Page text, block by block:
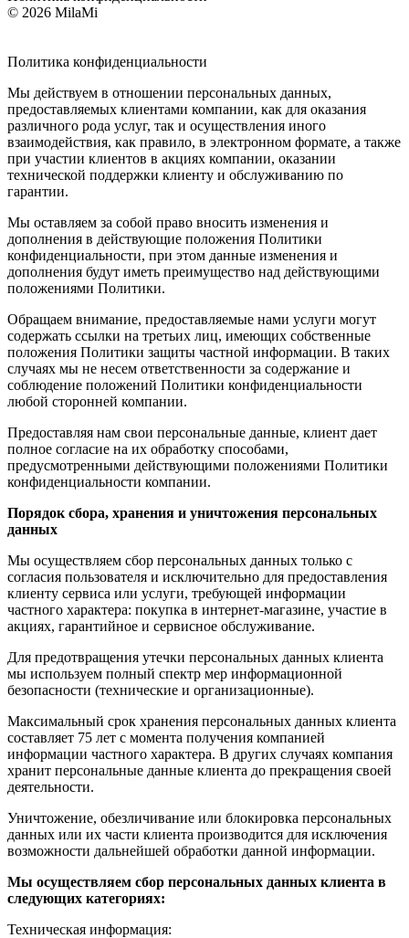
© 2026 MilaMi
Политика конфиденциальности
Мы действуем в отношении персональных данных,
предоставляемых клиентами компании, как для оказания
различного рода услуг, так и осуществления иного
взаимодействия, как правило, в электронном формате, а также
при участии клиентов в акциях компании, оказании
технической поддержки клиенту и обслуживанию по
гарантии.
Мы оставляем за собой право вносить изменения и
дополнения в действующие положения Политики
конфиденциальности, при этом данные изменения и
дополнения будут иметь преимущество над действующими
положениями Политики.
Обращаем внимание, предоставляемые нами услуги могут
содержать ссылки на третьих лиц, имеющих собственные
положения Политики защиты частной информации. В таких
случаях мы не несем ответственности за содержание и
соблюдение положений Политики конфиденциальности
любой сторонней компании.
Предоставляя нам свои персональные данные, клиент дает
полное согласие на их обработку способами,
предусмотренными действующими положениями Политики
конфиденциальности компании.
Порядок сбора, хранения и уничтожения персональных
данных
Мы осуществляем сбор персональных данных только с
согласия пользователя и исключительно для предоставления
клиенту сервиса или услуги, требующей информации
частного характера: покупка в интернет-магазине, участие в
акциях, гарантийное и сервисное обслуживание.
Для предотвращения утечки персональных данных клиента
мы используем полный спектр мер информационной
безопасности (технические и организационные).
Максимальный срок хранения персональных данных клиента
составляет 75 лет с момента получения компанией
информации частного характера. В других случаях компания
хранит персональные данные клиента до прекращения своей
деятельности.
Уничтожение, обезличивание или блокировка персональных
данных или их части клиента производится для исключения
возможности дальнейшей обработки данной информации.
Мы осуществляем сбор персональных данных клиента в
следующих категориях:
Техническая информация: